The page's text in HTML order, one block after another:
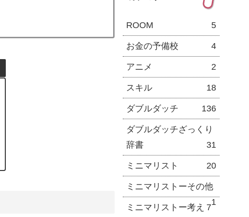
ROOM 5
お金の予備校 4
アニメ 2
スキル 18
ダブルダッチ 136
ダブルダッチざっくり
辞書
31
ミニマリスト 20
ミニマリストーその他
1
ミニマリストー考え 7